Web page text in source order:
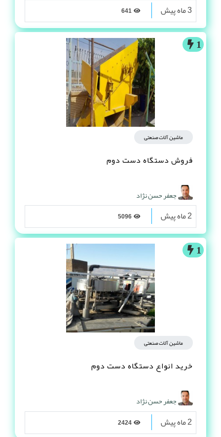
3 ماه پیش
1
ماشین آلات صنعتی
فروش دستگاه دست دوم
جعفر حسن نژاد
2 ماه پیش
1
ماشین آلات صنعتی
خرید انواع دستگاه دست دوم
جعفر حسن نژاد
2 ماه پیش